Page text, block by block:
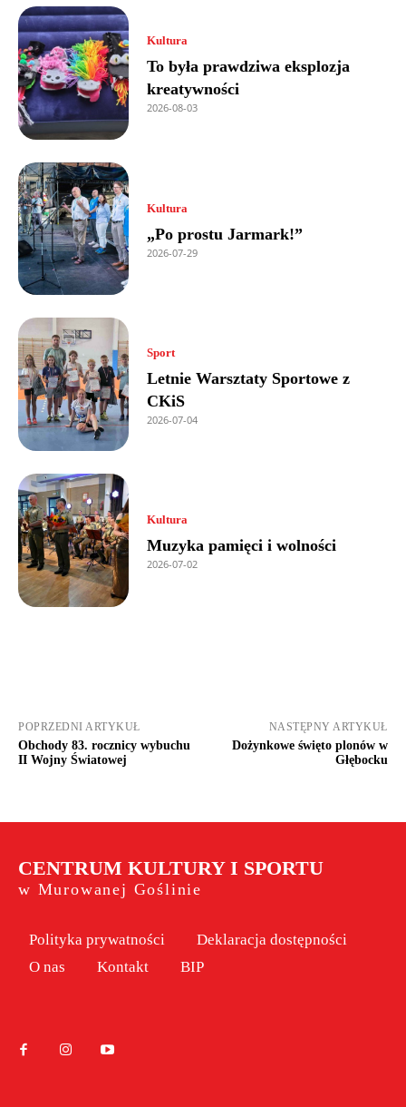
Kultura
To była prawdziwa eksplozja
kreatywności
2026-08-03
Kultura
„Po prostu Jarmark!”
2026-07-29
Sport
Letnie Warsztaty Sportowe z
CKiS
2026-07-04
Kultura
Muzyka pamięci i wolności
2026-07-02
POPRZEDNI ARTYKUŁ
Obchody 83. rocznicy wybuchu
II Wojny Światowej
NASTĘPNY ARTYKUŁ
Dożynkowe święto plonów w
Głębocku
CENTRUM KULTURY I SPORTU
w Murowanej Goślinie
Polityka prywatności
Deklaracja dostępności
O nas
Kontakt BIP